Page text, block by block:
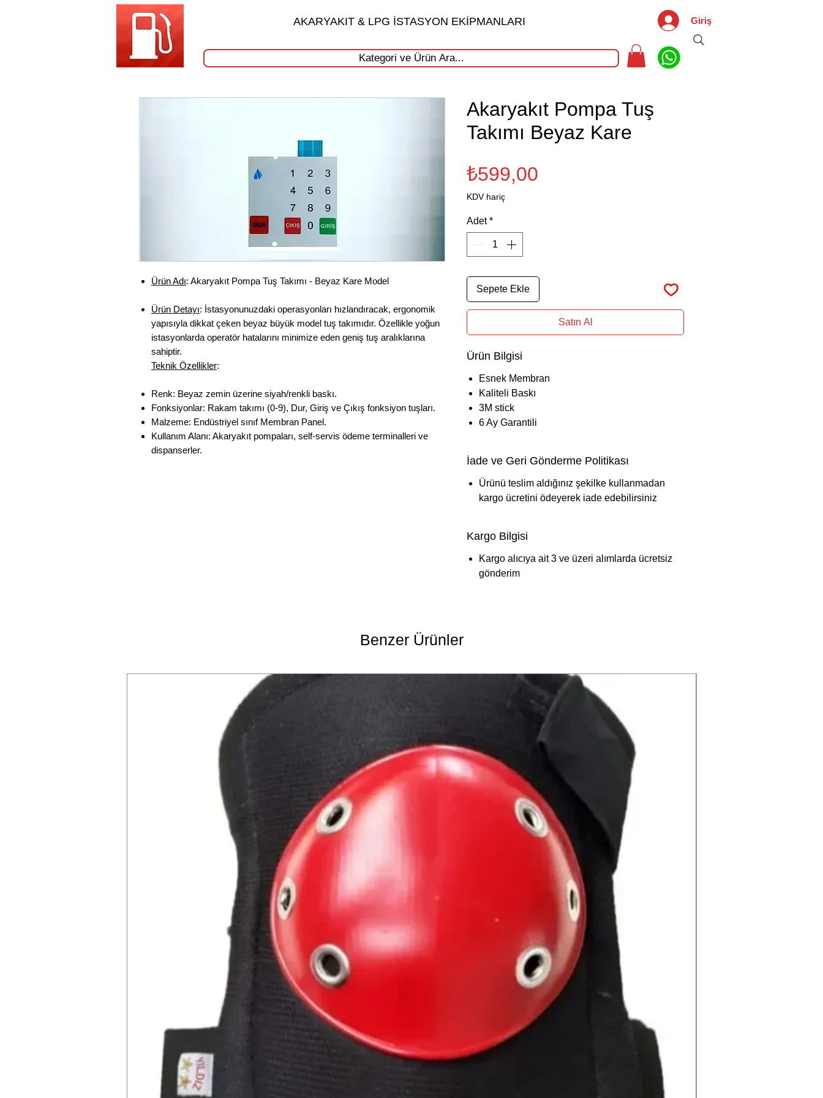
AKARYAKIT & LPG İSTASYON EKİPMANLARI
Kategori ve Ürün Ara...
Giriş
Ürün Adı: Akaryakıt Pompa Tuş Takımı - Beyaz Kare Model
Ürün Detayı: İstasyonunuzdaki operasyonları hızlandıracak, ergonomik
yapısıyla dikkat çeken beyaz büyük model tuş takımıdır. Özellikle yoğun
istasyonlarda operatör hatalarını minimize eden geniş tuş aralıklarına
sahiptir.
Teknik Özellikler:
Renk: Beyaz zemin üzerine siyah/renkli baskı.
Fonksiyonlar: Rakam takımı (0-9), Dur, Giriş ve Çıkış fonksiyon tuşları.
Malzeme: Endüstriyel sınıf Membran Panel.
Kullanım Alanı: Akaryakıt pompaları, self-servis ödeme terminalleri ve
dispanserler.
Akaryakıt Pompa Tuş
Takımı Beyaz Kare
₺599,00
KDV hariç
Adet *
Sepete Ekle
Satın Al
Ürün Bilgisi
Esnek Membran
Kaliteli Baskı
3M stick
6 Ay Garantili
İade ve Geri Gönderme Politikası
Ürünü teslim aldığınız şekilke kullanmadan
kargo ücretini ödeyerek iade edebilirsiniz
Kargo Bilgisi
Kargo alıcıya ait 3 ve üzeri alımlarda ücretsiz
gönderim
Benzer Ürünler